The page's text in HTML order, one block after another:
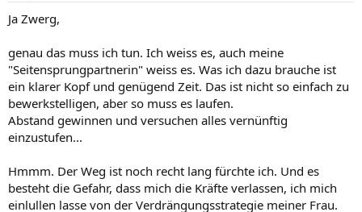
Ja Zwerg,
genau das muss ich tun. Ich weiss es, auch meine
"Seitensprungpartnerin" weiss es. Was ich dazu brauche ist
ein klarer Kopf und genügend Zeit. Das ist nicht so einfach zu
bewerkstelligen, aber so muss es laufen.
Abstand gewinnen und versuchen alles vernünftig
einzustufen...
Hmmm. Der Weg ist noch recht lang fürchte ich. Und es
besteht die Gefahr, dass mich die Kräfte verlassen, ich mich
einlullen lasse von der Verdrängungsstrategie meiner Frau.